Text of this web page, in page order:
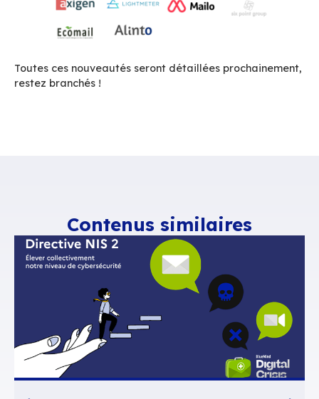
Et dans les cartons…
objet mise en œuvre pour la prochaine
majeure de BlueMind, va faire économiser
40% de l’espace de stockage. Le simple
migrer vers cette nouvelle version
l’espace utilisé par serveur de mails de
nouveau panel d’outils
pour aider à
BAL, avec par exemple :
Un écran permettant de représenter
visuellement l’espace de stockage et